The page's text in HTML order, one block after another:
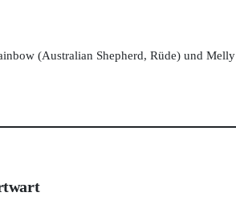
(Australian Shepherd, Rüde) und Melly